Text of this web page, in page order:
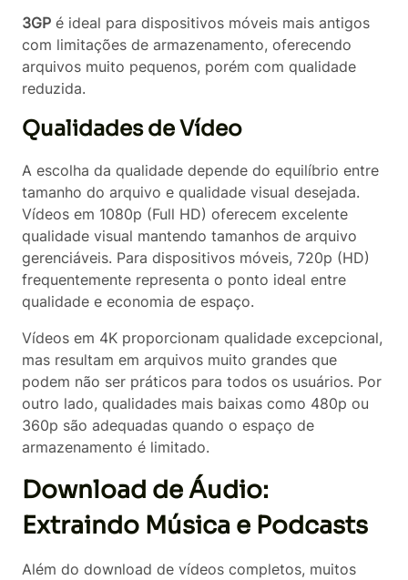
3GP é ideal para dispositivos móveis mais antigos
com limitações de armazenamento, oferecendo
arquivos muito pequenos, porém com qualidade
reduzida.
Qualidades de Vídeo
A escolha da qualidade depende do equilíbrio entre
tamanho do arquivo e qualidade visual desejada.
Vídeos em 1080p (Full HD) oferecem excelente
qualidade visual mantendo tamanhos de arquivo
gerenciáveis. Para dispositivos móveis, 720p (HD)
frequentemente representa o ponto ideal entre
qualidade e economia de espaço.
Vídeos em 4K proporcionam qualidade excepcional,
mas resultam em arquivos muito grandes que
podem não ser práticos para todos os usuários. Por
outro lado, qualidades mais baixas como 480p ou
360p são adequadas quando o espaço de
armazenamento é limitado.
Download de Áudio:
Extraindo Música e Podcasts
Além do download de vídeos completos, muitos